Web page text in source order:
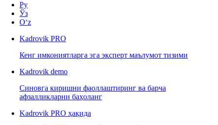
Ру
Ўз
Oʻz
Kadrovik PRO
Кенг имкониятларга эга эксперт маълумот тизими
Kadrovik demo
Синовга киришни фаоллаштиринг ва барча
афзалликларни баҳоланг
Kadrovik PRO ҳақида